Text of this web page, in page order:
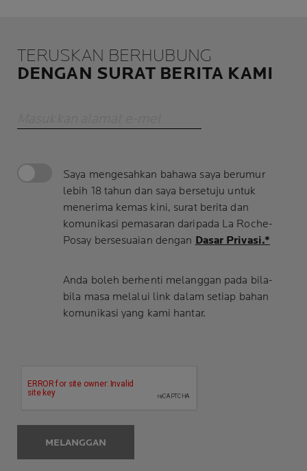
TERUSKAN BERHUBUNG
DENGAN SURAT BERITA KAMI
Saya mengesahkan bahawa saya berumur
lebih 18 tahun dan saya bersetuju untuk
menerima kemas kini, surat berita dan
komunikasi pemasaran daripada La Roche-
Posay bersesuaian dengan Dasar Privasi.*
Anda boleh berhenti melanggan pada bila-
bila masa melalui link dalam setiap bahan
komunikasi yang kami hantar.
MELANGGAN